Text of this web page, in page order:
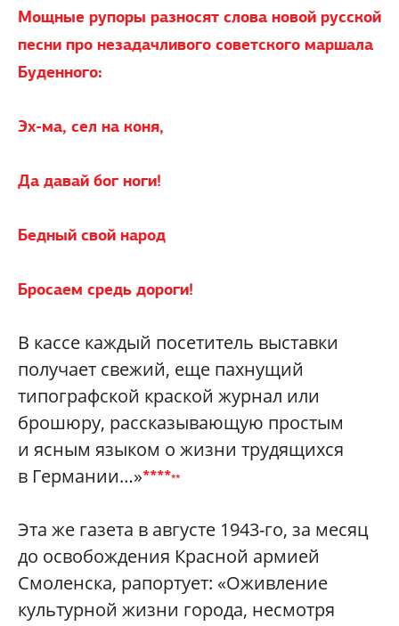
Мощные рупоры разносят слова новой русской
песни про незадачливого советского маршала
Буденного:
Эх-ма, сел на коня,
Да давай бог ноги!
Бедный свой народ
Бросаем средь дороги!
В кассе каждый посетитель выставки
получает свежий, еще пахнущий
типографской краской журнал или
брошюру, рассказывающую простым
и ясным языком о жизни трудящихся
в Германии…»******
Эта же газета в августе 1943-го, за месяц
до освобождения Красной армией
Смоленска, рапортует: «Оживление
культурной жизни города, несмотря